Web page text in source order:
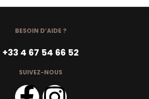
BESOIN D’AIDE ?
+33 4 67 54 66 52
SUIVEZ-NOUS